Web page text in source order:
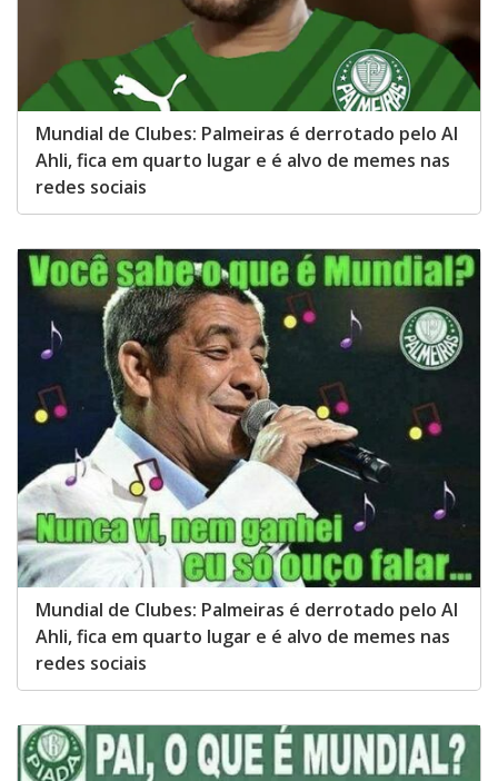
Mundial de Clubes: Palmeiras é derrotado pelo Al
Ahli, fica em quarto lugar e é alvo de memes nas
redes sociais
Mundial de Clubes: Palmeiras é derrotado pelo Al
Ahli, fica em quarto lugar e é alvo de memes nas
redes sociais